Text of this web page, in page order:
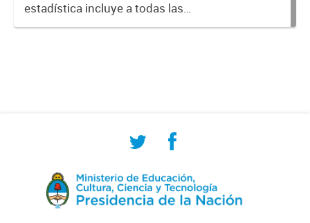
estadística incluye a todas las
personas involucradas